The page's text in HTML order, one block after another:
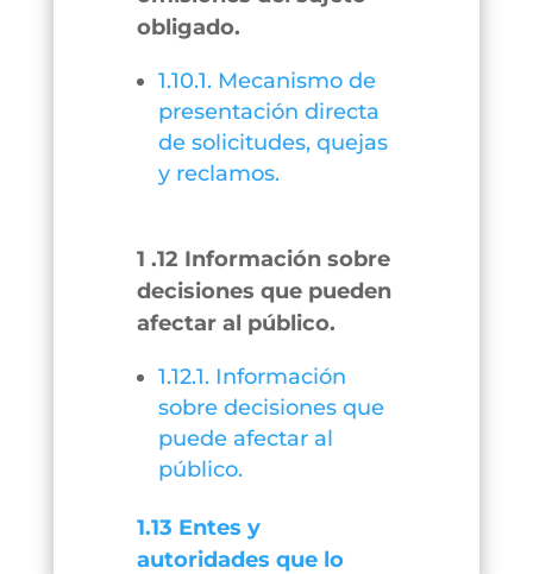
obligado.
1.10.1. Mecanismo de
presentación directa
de solicitudes, quejas
y reclamos.
1 .12 Información sobre
decisiones que pueden
afectar al público.
1.12.1. Información
sobre decisiones que
puede afectar al
público.
1.13 Entes y
autoridades que lo